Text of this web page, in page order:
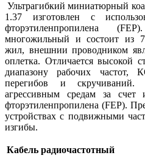
Ультрагибкий миниатюрный
1.37 изготовлен с
фторэтиленпропилена
многожильный и состоит из
жил, внешнии проводником
оплетка. Отличается высокой
диапазону рабочих частот,
перегибов и скручиваний.
агрессивным средам за счет
фторэтиленпропилена (FEP).
устройствах с подвижными
изгибы.
Кабель радиочастотный